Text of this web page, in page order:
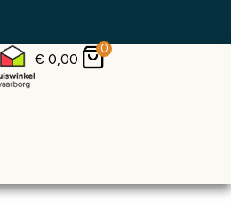
€ 0,00
0